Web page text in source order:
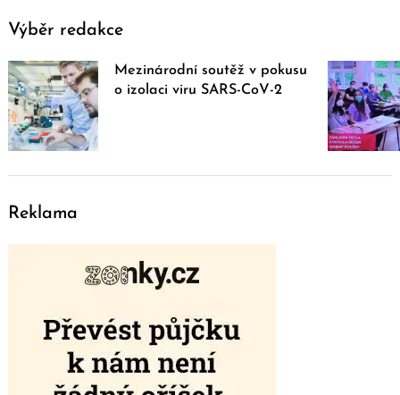
Výběr redakce
Mezinárodní soutěž v pokusu
o izolaci viru SARS-CoV-2
Reklama